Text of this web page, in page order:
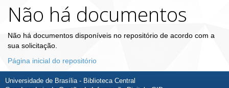
Não há documentos
Não há documentos disponíveis no repositório de acordo com a
sua solicitação.
Página inicial do repositório
Universidade de Brasília - Biblioteca Central